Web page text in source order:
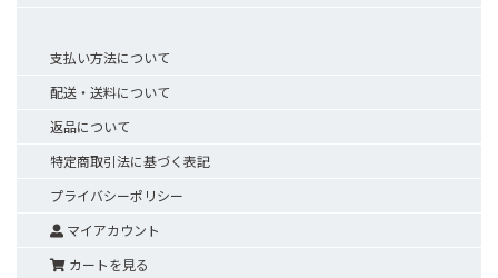
支払い方法について
配送・送料について
返品について
特定商取引法に基づく表記
プライバシーポリシー
マイアカウント
カートを見る